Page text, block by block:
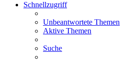
Schnellzugriff
Unbeantwortete Themen
Aktive Themen
Suche